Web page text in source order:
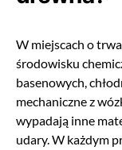
W miejscach o
środowisku
basenowych,
mechaniczne z
wypadają inne
udary. W każdym